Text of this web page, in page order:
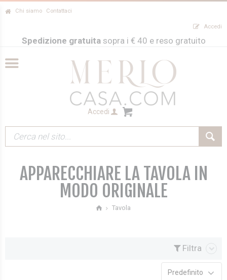
Chi siamo Contattaci
Accedi
Spedizione gratuitasopra i € 40 e reso gratuito
Accedi
APPARECCHIARE LA TAVOLA IN
MODO ORIGINALE
Tavola
Filtra
Predefinito